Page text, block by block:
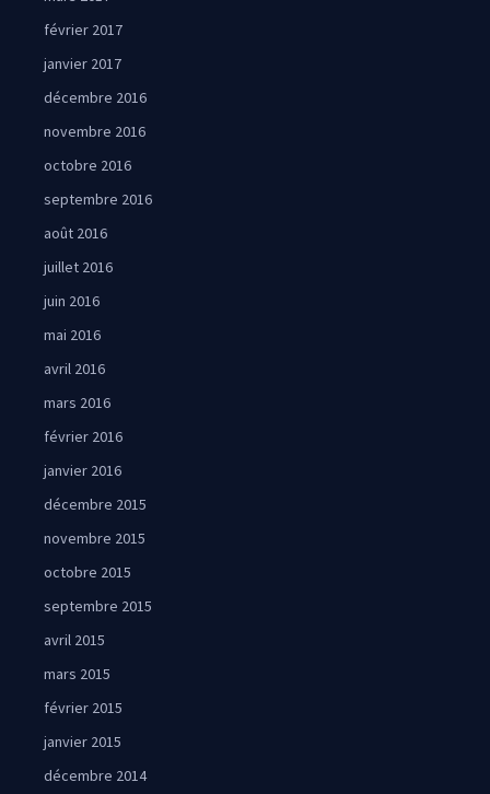
février 2017
janvier 2017
décembre 2016
novembre 2016
octobre 2016
septembre 2016
août 2016
juillet 2016
juin 2016
mai 2016
avril 2016
mars 2016
février 2016
janvier 2016
décembre 2015
novembre 2015
octobre 2015
septembre 2015
avril 2015
mars 2015
février 2015
janvier 2015
décembre 2014